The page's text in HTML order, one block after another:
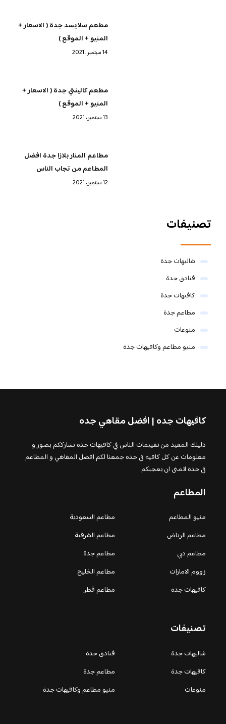
مطعم سلايسد جدة ( الاسعار +
المنيو + الموقع )
14 سبتمبر، 2021
مطعم كالينتي جدة ( الاسعار +
المنيو + الموقع )
13 سبتمبر، 2021
مطاعم المنار بلازا جدة افضل
المطاعم من تجاب الناس
12 سبتمبر، 2021
تصنيفات
شاليهات جدة
فنادق جدة
كافيهات جدة
مطاعم جدة
منوعات
منيو مطاعم وكافيهات جدة
كافيهات جده | افضل مقاهي جده
دليلك المفيد من تقييمات الناس في كافيهات جده نشارككم بصور و
معلومات عن كل كافيه في جده جمعنا لكم افضل المقاهي و المطاعم
في جدة اتمنى ان يعجبكم
المطاعم
منيو المطاعم
مطاعم السعودية
مطاعم الرياض
مطاعم الشرقية
مطاعم دبي
مطاعم جدة
زووم الامارات
مطاعم الخليج
كافيهات جده
مطاعم قطر
تصنيفات
شاليهات جدة
فنادق جدة
كافيهات جدة
مطاعم جدة
منوعات
منيو مطاعم وكافيهات جدة